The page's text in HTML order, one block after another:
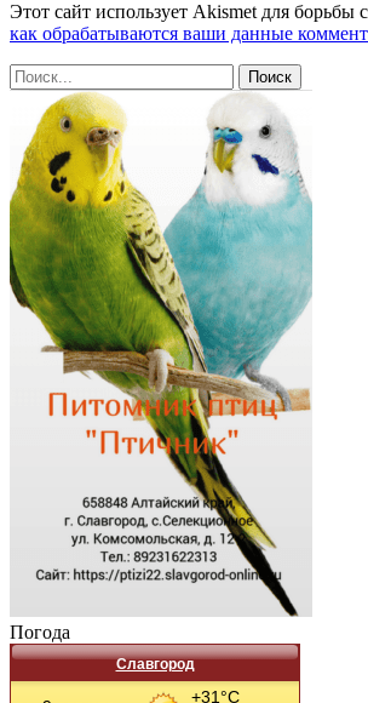
Этот сайт использует Akismet для борьбы
как обрабатываются ваши данные
Погода
Славгород